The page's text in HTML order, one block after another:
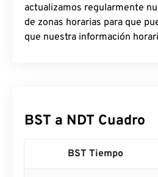
actualizamos regularmente
de zonas horarias para que
que nuestra información
BST a NDT Cuadro
BST Tiempo